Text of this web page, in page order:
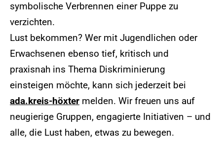
symbolische Verbrennen einer Puppe zu
verzichten.
Lust bekommen? Wer mit Jugendlichen oder
Erwachsenen ebenso tief, kritisch und
praxisnah ins Thema Diskriminierung
einsteigen möchte, kann sich jederzeit bei
ada.kreis-höxter melden. Wir freuen uns auf
neugierige Gruppen, engagierte Initiativen – und
alle, die Lust haben, etwas zu bewegen.